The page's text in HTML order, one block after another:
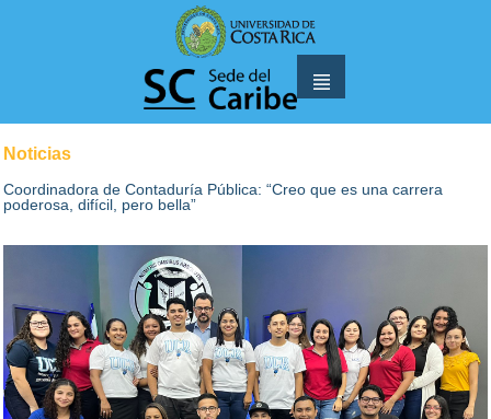
Noticias
Coordinadora de Contaduría Pública: “Creo que es una carrera
poderosa, difícil, pero bella”